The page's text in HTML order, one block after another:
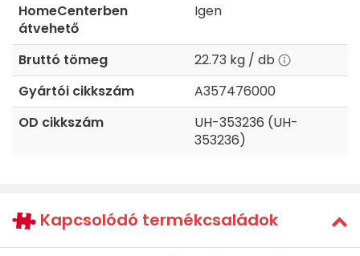
HomeCenterben
átvehető
Igen
Bruttó tömeg
22.73 kg / db
Gyártói cikkszám
A357476000
OD cikkszám
UH-353236 (UH-
353236)
Kapcsolódó termékcsaládok